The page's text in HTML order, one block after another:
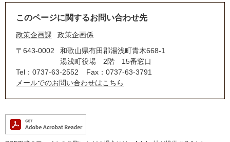
このページに関するお問い合わせ先
政策企画課
政策企画係
〒643-0002
和歌山県有田郡湯浅町青木668-1
湯浅町役場 2階 15番窓口
Tel：0737-63-2552
Fax：0737-63-3791
メールでのお問い合わせはこちら